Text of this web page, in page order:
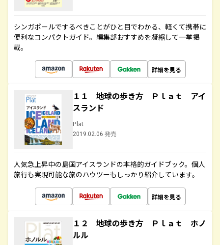
シンガポールでするべきことがひと目でわかる、軽くて携帯に
便利なコンパクトガイド。編集部おすすめを凝縮して一挙掲
載。
詳細を見る
１１ 地球の歩き方 Ｐｌａｔ アイ
スランド
Plat
2019.02.06 発売
人気急上昇中の島国アイスランドの本格的ガイドブック。個人
旅行も実現可能な旅のハウツーもしっかり紹介しています。
詳細を見る
１２ 地球の歩き方 Ｐｌａｔ ホノ
ルル